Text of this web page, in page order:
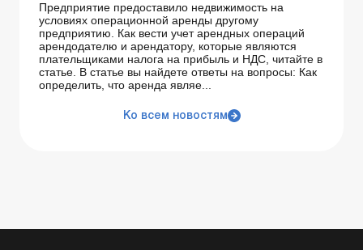
Предприятие предоставило недвижимость на
условиях операционной аренды другому
предприятию. Как вести учет арендных операций
арендодателю и арендатору, которые являются
плательщиками налога на прибыль и НДС, читайте в
статье. В статье вы найдете ответы на вопросы: Как
определить, что аренда являе...
Ко всем новостям